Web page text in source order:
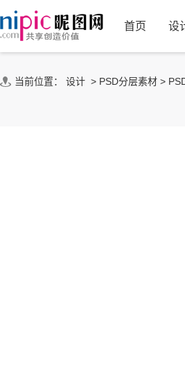
首页 设
当前位置： 设计 > PSD分层素材 >